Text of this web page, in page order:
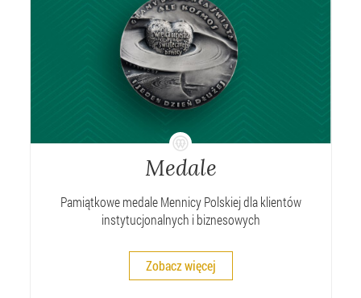
Medale
Pamiątkowe medale Mennicy Polskiej dla klientów
instytucjonalnych i biznesowych
Zobacz więcej